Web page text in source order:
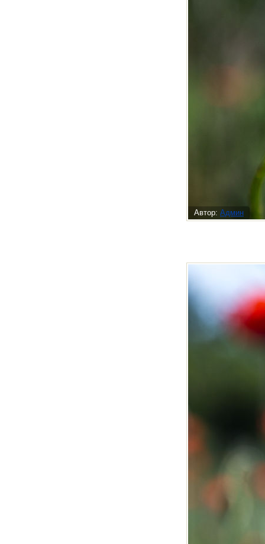
Автор: Админ